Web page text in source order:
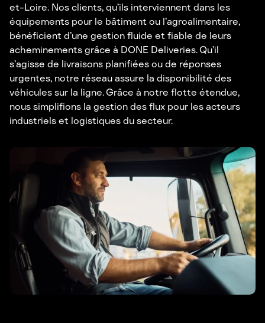
et-Loire. Nos clients, qu’ils interviennent dans les
équipements pour le bâtiment ou l’agroalimentaire,
bénéficient d’une gestion fluide et fiable de leurs
acheminements grâce à DONE Deliveries. Qu’il
s’agisse de livraisons planifiées ou de réponses
urgentes, notre réseau assure la disponibilité des
véhicules sur la ligne. Grâce à notre flotte étendue,
nous simplifions la gestion des flux pour les acteurs
industriels et logistiques du secteur.